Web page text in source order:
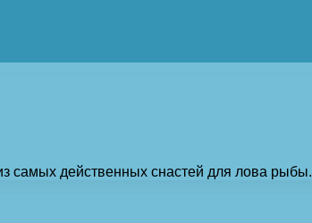
самых действенных снастей для лова рыбы.